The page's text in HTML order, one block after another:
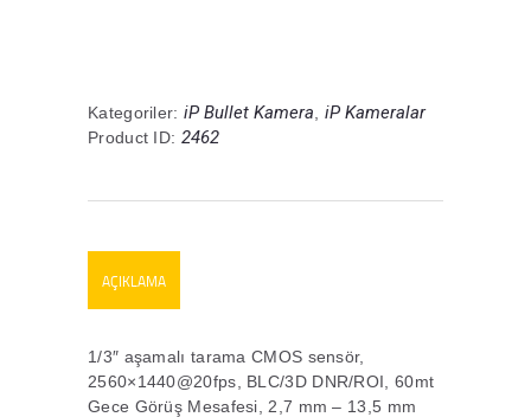
Kategoriler: iP Bullet Kamera iP Kameralar
Product ID: 2462
AÇIKLAMA
1/3″ aşamalı tarama CMOS sensör,
2560×1440@20fps, BLC/3D DNR/ROI, 60mt
Gece Görüş Mesafesi, 2,7 mm – 13,5 mm